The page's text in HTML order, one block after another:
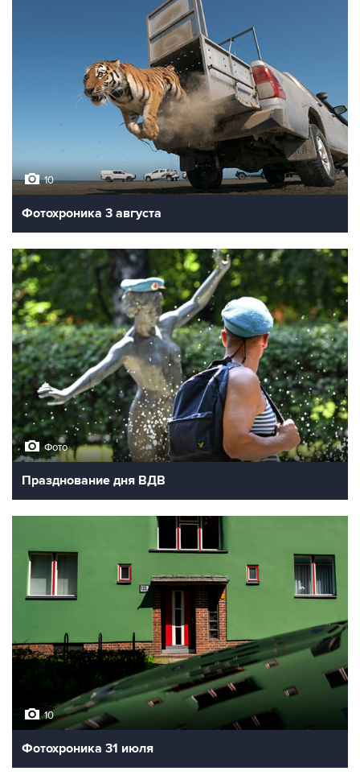
10
Фотохроника 3 августа
Фото
Празднование дня ВДВ
10
Фотохроника 31 июля